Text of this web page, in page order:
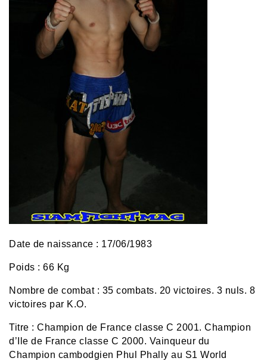
Date de naissance : 17/06/1983
Poids : 66 Kg
Nombre de combat : 35 combats. 20 victoires. 3 nuls. 8
victoires par K.O.
Titre : Champion de France classe C 2001. Champion
d’Ile de France classe C 2000. Vainqueur du
Champion cambodgien Phul Phally au S1 World